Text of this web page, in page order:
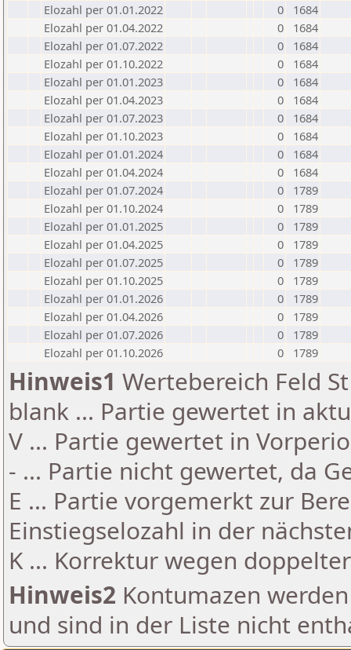
Elozahl per 01.01.2022
0
1684
Elozahl per 01.04.2022
0
1684
Elozahl per 01.07.2022
0
1684
Elozahl per 01.10.2022
0
1684
Elozahl per 01.01.2023
0
1684
Elozahl per 01.04.2023
0
1684
Elozahl per 01.07.2023
0
1684
Elozahl per 01.10.2023
0
1684
Elozahl per 01.01.2024
0
1684
Elozahl per 01.04.2024
0
1684
Elozahl per 01.07.2024
0
1789
Elozahl per 01.10.2024
0
1789
Elozahl per 01.01.2025
0
1789
Elozahl per 01.04.2025
0
1789
Elozahl per 01.07.2025
0
1789
Elozahl per 01.10.2025
0
1789
Elozahl per 01.01.2026
0
1789
Elozahl per 01.04.2026
0
1789
Elozahl per 01.07.2026
0
1789
Elozahl per 01.10.2026
0 1789
Hinweis1 Wertebereich Feld
blank ... Partie gewertet in
V ... Partie gewertet in
- ... Partie nicht gewertet, da
E ... Partie vorgemerkt zur
Einstiegselozahl in der
K ... Korrektur wegen
Hinweis2 Kontumazen
und sind in der Liste nicht